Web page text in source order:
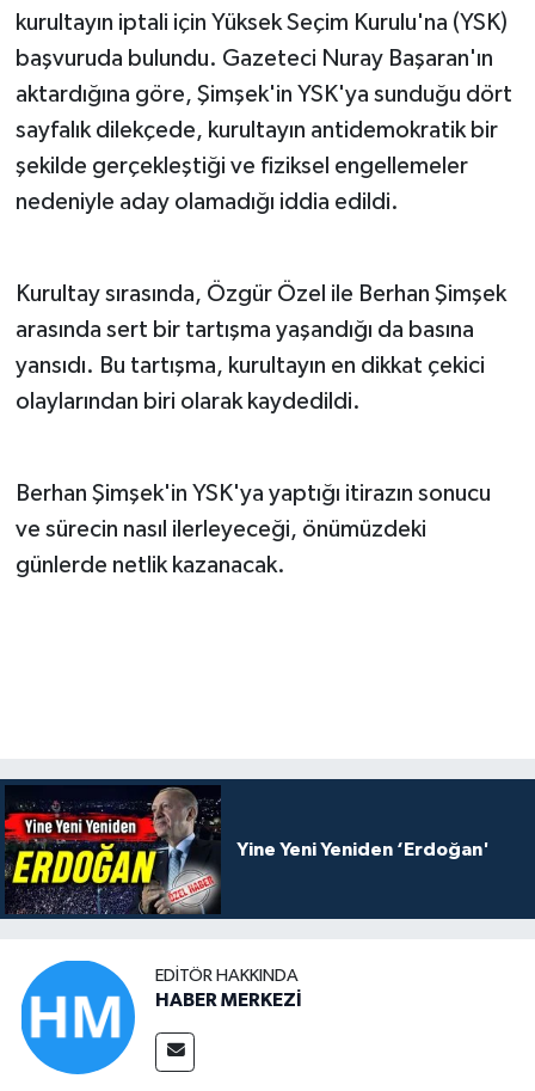
kurultayın iptali için Yüksek Seçim Kurulu'na (YSK)
başvuruda bulundu. Gazeteci Nuray Başaran'ın
aktardığına göre, Şimşek'in YSK'ya sunduğu dört
sayfalık dilekçede, kurultayın antidemokratik bir
şekilde gerçekleştiği ve fiziksel engellemeler
nedeniyle aday olamadığı iddia edildi. ​
Kurultay sırasında, Özgür Özel ile Berhan Şimşek
arasında sert bir tartışma yaşandığı da basına
yansıdı. Bu tartışma, kurultayın en dikkat çekici
olaylarından biri olarak kaydedildi. ​
Berhan Şimşek'in YSK'ya yaptığı itirazın sonucu
ve sürecin nasıl ilerleyeceği, önümüzdeki
günlerde netlik kazanacak.
Yine Yeni Yeniden ‘Erdoğan'
EDITÖR HAKKINDA
HABER MERKEZİ